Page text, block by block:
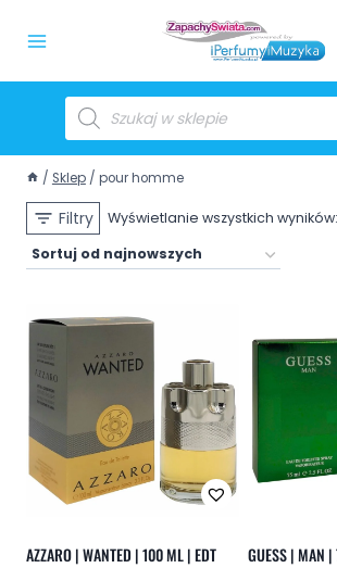
/ Sklep / pour homme
Filtry Wyświetlanie wszystkich
AZZARO | WANTED | 100 ML | EDT GUESS | MAN